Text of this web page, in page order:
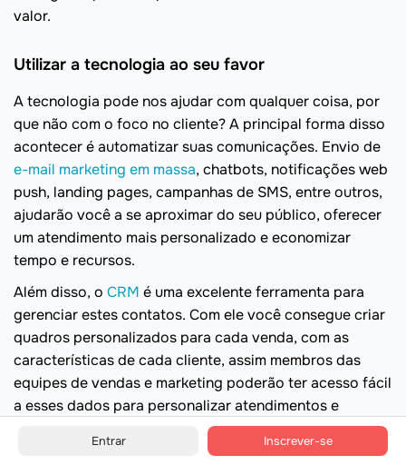
Entrar Inscrever-se
valor.
Utilizar a tecnologia ao seu favor
A tecnologia pode nos ajudar com qualquer coisa, por
que não com o foco no cliente? A principal forma disso
acontecer é automatizar suas comunicações. Envio de
e-mail marketing em massa, chatbots, notificações web
push, landing pages, campanhas de SMS, entre outros,
ajudarão você a se aproximar do seu público, oferecer
um atendimento mais personalizado e economizar
tempo e recursos.
Além disso, o CRM é uma excelente ferramenta para
gerenciar estes contatos. Com ele você consegue criar
quadros personalizados para cada venda, com as
características de cada cliente, assim membros das
equipes de vendas e marketing poderão ter acesso fácil
a esses dados para personalizar atendimentos e
estratégias de marketing. Ainda, isso economiza tempo
o que refletirá em abordagens mais rápidas, o que